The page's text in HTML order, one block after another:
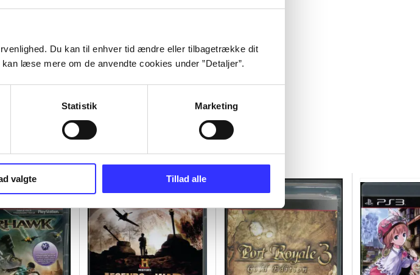
Du kan til enhver tid ændre eller tilbagetrække dit
læse mere om de anvendte cookies under ”Detaljer”.
Statistik Marketing
valgte Tillad alle